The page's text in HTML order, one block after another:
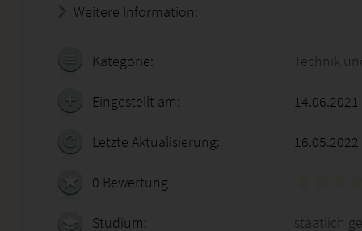
Weitere Information:
Kategorie: Technik
Eingestellt am:
Letzte Aktualisierung: 16.05.2022
0 Bewertung
Studium: staatlich